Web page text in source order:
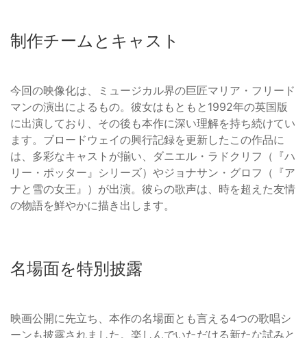
制作チームとキャスト
今回の映像化は、ミュージカル界の巨匠マリア・フリード
マンの演出によるもの。彼女はもともと1992年の英国版
に出演しており、その後も本作に深い理解を持ち続けてい
ます。ブロードウェイの興行記録を更新したこの作品に
は、多彩なキャストが揃い、ダニエル・ラドクリフ（『ハ
リー・ポッター』シリーズ）やジョナサン・グロフ（『ア
ナと雪の女王』）が出演。彼らの歌声は、時を超えた友情
の物語を鮮やかに描き出します。
名場面を特別披露
映画公開に先立ち、本作の名場面とも言える4つの歌唱シ
ーンも披露されました。楽しんでいただける新たな試みと